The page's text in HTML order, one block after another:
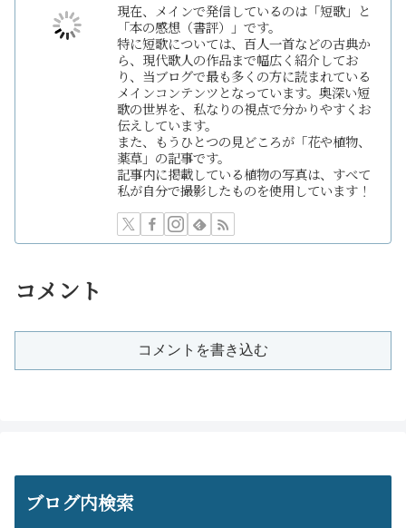
現在、メインで発信しているのは「短歌」と
「本の感想（書評）」です。
特に短歌については、百人一首などの古典か
ら、現代歌人の作品まで幅広く紹介してお
り、当ブログで最も多くの方に読まれている
メインコンテンツとなっています。奥深い短
歌の世界を、私なりの視点で分かりやすくお
伝えしています。
また、もうひとつの見どころが「花や植物、
薬草」の記事です。
記事内に掲載している植物の写真は、すべて
私が自分で撮影したものを使用しています！
コメント
コメントを書き込む
ブログ内検索